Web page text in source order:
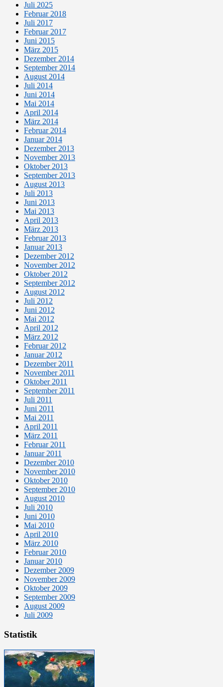
Juli 2025
Februar 2018
Juli 2017
Februar 2017
Juni 2015
März 2015
Dezember 2014
September 2014
August 2014
Juli 2014
Juni 2014
Mai 2014
April 2014
März 2014
Februar 2014
Januar 2014
Dezember 2013
November 2013
Oktober 2013
September 2013
August 2013
Juli 2013
Juni 2013
Mai 2013
April 2013
März 2013
Februar 2013
Januar 2013
Dezember 2012
November 2012
Oktober 2012
September 2012
August 2012
Juli 2012
Juni 2012
Mai 2012
April 2012
März 2012
Februar 2012
Januar 2012
Dezember 2011
November 2011
Oktober 2011
September 2011
Juli 2011
Juni 2011
Mai 2011
April 2011
März 2011
Februar 2011
Januar 2011
Dezember 2010
November 2010
Oktober 2010
September 2010
August 2010
Juli 2010
Juni 2010
Mai 2010
April 2010
März 2010
Februar 2010
Januar 2010
Dezember 2009
November 2009
Oktober 2009
September 2009
August 2009
Juli 2009
Statistik